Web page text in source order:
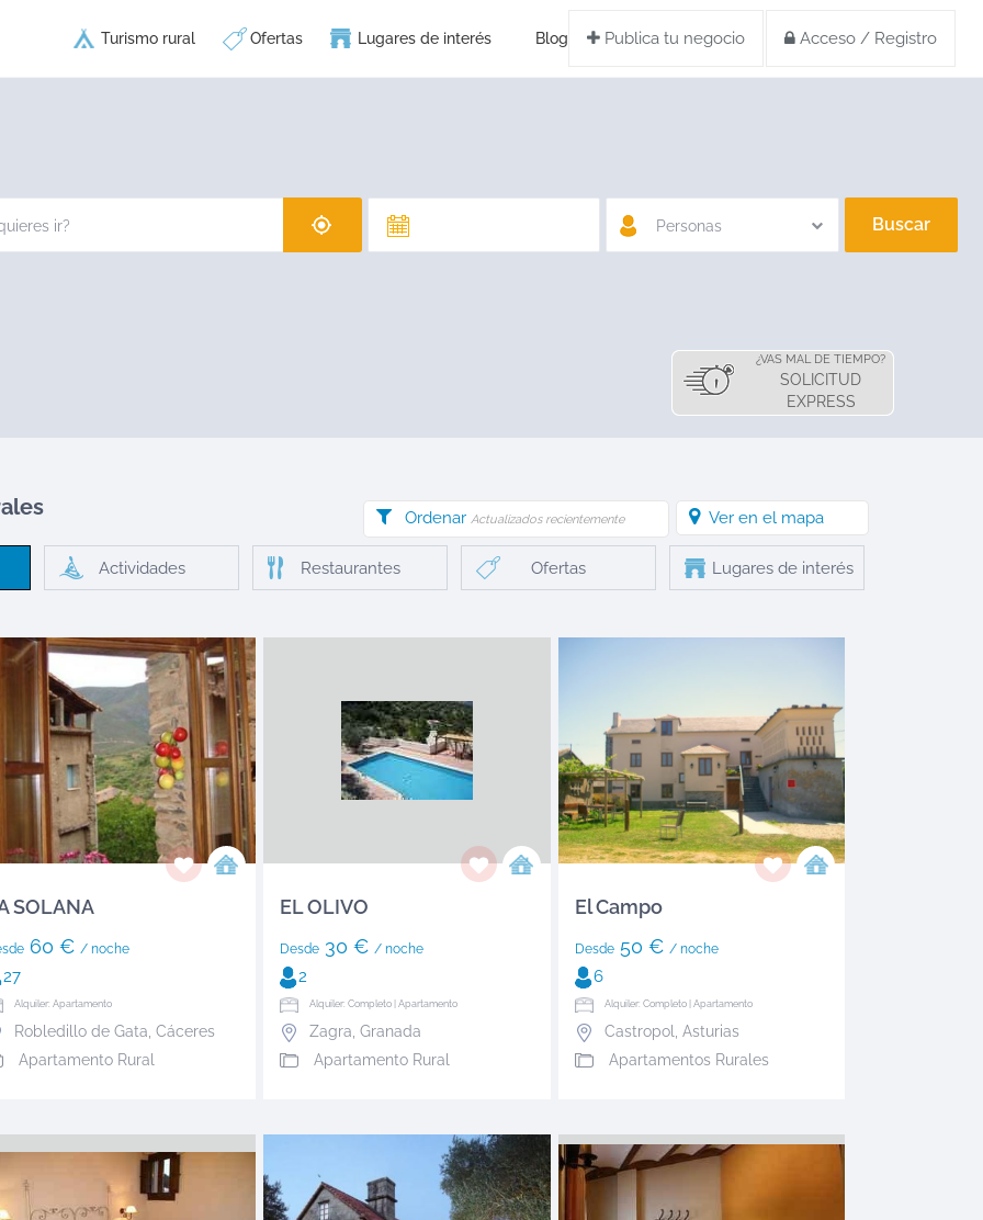
Publica tu negocio Acceso / Registro
Turismo rural Ofertas Lugares de interés Blog
Personas Buscar
¿VAS MAL DE TIEMPO?
SOLICITUD
EXPRESS
Ordenar Actualizados recientemente Ver en el mapa
Actividades Restaurantes Ofertas Lugares de interés
SOLANA
60 € / noche
27
Alquiler: Apartamento
Robledillo de Gata, Cáceres
Apartamento Rural
EL OLIVO
Desde30 € / noche
2
Alquiler: Completo | Apartamento
Zagra, Granada
Apartamento Rural
El Campo
Desde50 € / noche
6
Alquiler: Completo | Apartamento
Castropol, Asturias
Apartamentos Rurales